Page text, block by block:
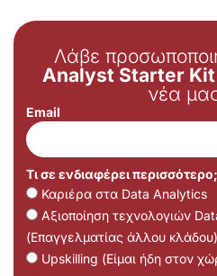
Λάβε
Analyst Starter Kit
νέα
Email
Τι σε ενδιαφέρει περισσότερο;
Καριέρα στα Data Analytics
Αξιοποίηση τεχνολογιών
(Επαγγελματίας άλλου κλάδου)
Upskilling (Είμαι ήδη στον